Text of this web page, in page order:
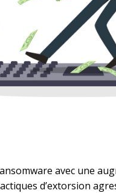
avec une
d’extorsion